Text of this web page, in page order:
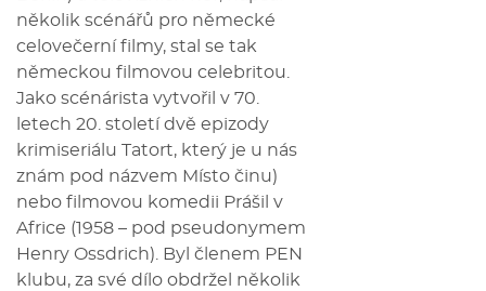
několik scénářů pro německé
celovečerní filmy, stal se tak
německou filmovou celebritou.
Jako scénárista vytvořil v 70.
letech 20. století dvě epizody
krimiseriálu Tatort, který je u nás
znám pod názvem Místo činu)
nebo filmovou komedii Prášil v
Africe (1958 – pod pseudonymem
Henry Ossdrich). Byl členem PEN
klubu, za své dílo obdržel několik